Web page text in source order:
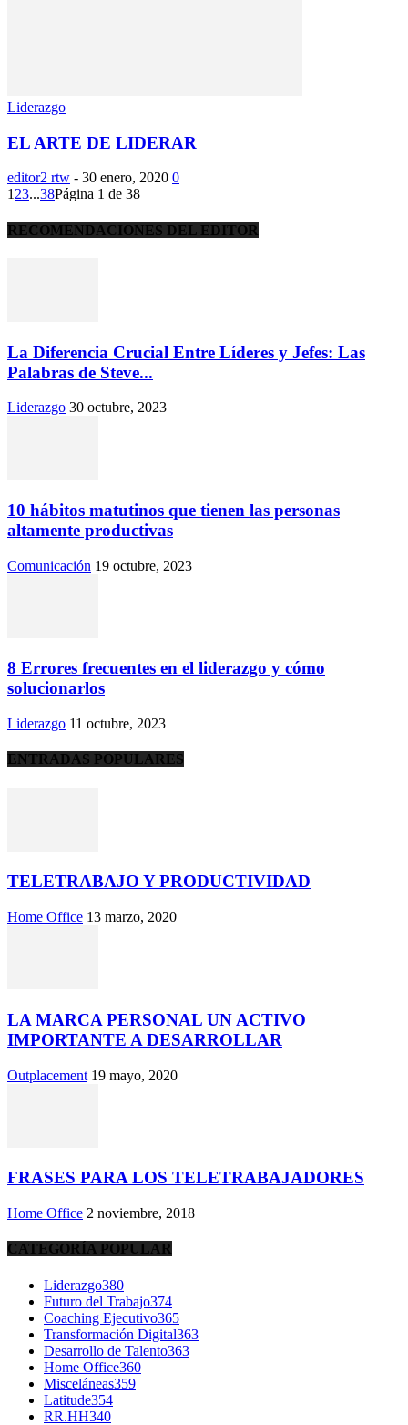
Liderazgo
EL ARTE DE LIDERAR
editor2 rtw - 30 enero, 2020 0
1 23...38Página 1 de 38
RECOMENDACIONES DEL EDITOR
La Diferencia Crucial Entre Líderes y Jefes: Las
Palabras de Steve...
Liderazgo 30 octubre, 2023
10 hábitos matutinos que tienen las personas
altamente productivas
Comunicación 19 octubre, 2023
8 Errores frecuentes en el liderazgo y cómo
solucionarlos
Liderazgo 11 octubre, 2023
ENTRADAS POPULARES
TELETRABAJO Y PRODUCTIVIDAD
Home Office 13 marzo, 2020
LA MARCA PERSONAL UN ACTIVO
IMPORTANTE A DESARROLLAR
Outplacement 19 mayo, 2020
FRASES PARA LOS TELETRABAJADORES
Home Office 2 noviembre, 2018
CATEGORÍA POPULAR
Liderazgo380
Futuro del Trabajo374
Coaching Ejecutivo365
Transformación Digital363
Desarrollo de Talento363
Home Office360
Misceláneas359
Latitude354
RR.HH340